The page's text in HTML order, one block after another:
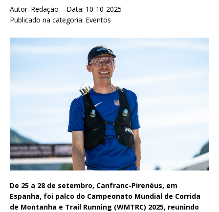
Autor: Redação Data: 10-10-2025
Publicado na categoria: Eventos
De 25 a 28 de setembro, Canfranc-Pirenéus, em
Espanha, foi palco do Campeonato Mundial de Corrida
de Montanha e Trail Running (WMTRC) 2025, reunindo